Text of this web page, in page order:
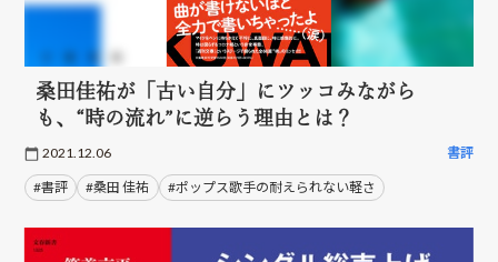
桑田佳祐が「古い自分」にツッコみながら
も、“時の流れ”に逆らう理由とは？
2021.12.06 書評
#書評 #桑田 佳祐 #ポップス歌手の耐えられない軽さ